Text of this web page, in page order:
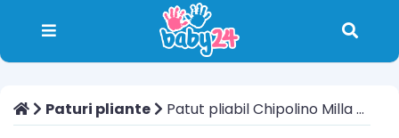
Paturi pliante Patut pliabil Chipolino Milla blue 2015